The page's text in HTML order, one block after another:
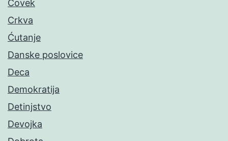
Čovek
Crkva
Ćutanje
Danske poslovice
Deca
Demokratija
Detinjstvo
Devojka